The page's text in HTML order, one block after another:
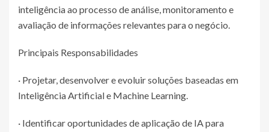
inteligência ao processo de análise, monitoramento e
avaliação de informações relevantes para o negócio.
Principais Responsabilidades
· Projetar, desenvolver e evoluir soluções baseadas em
Inteligência Artificial e Machine Learning.
· Identificar oportunidades de aplicação de IA para